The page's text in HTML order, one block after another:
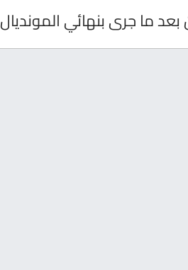
ما جرى بنهائي المونديال